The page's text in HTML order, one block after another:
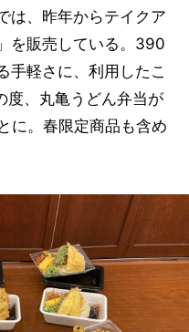
は、昨年からテイクア
を販売している。390
手軽さに、利用したこ
度、丸亀うどん弁当が
に。春限定商品も含め